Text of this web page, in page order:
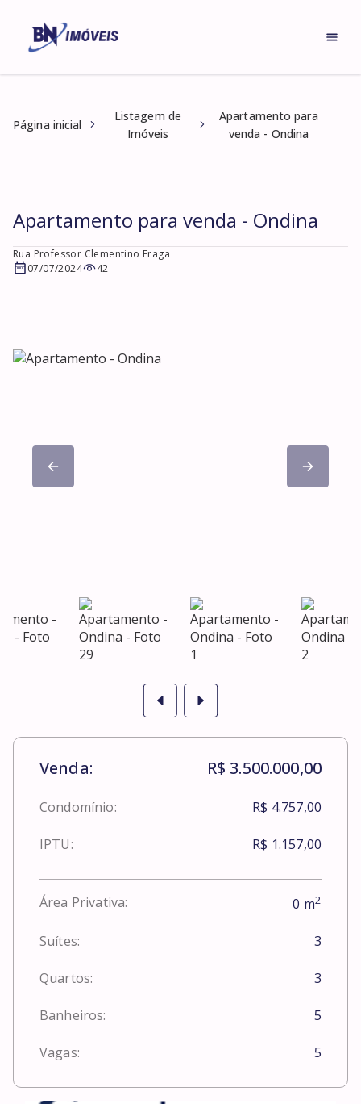
Página inicial
Listagem de
Imóveis
Apartamento para
venda - Ondina
Apartamento para venda - Ondina
Rua Professor Clementino Fraga
07/07/2024
42
Venda: R$ 3.500.000,00
Condomínio: R$ 4.757,00
IPTU: R$ 1.157,00
Área Privativa: 0 m2
Suítes: 3
Quartos: 3
Banheiros: 5
Vagas: 5